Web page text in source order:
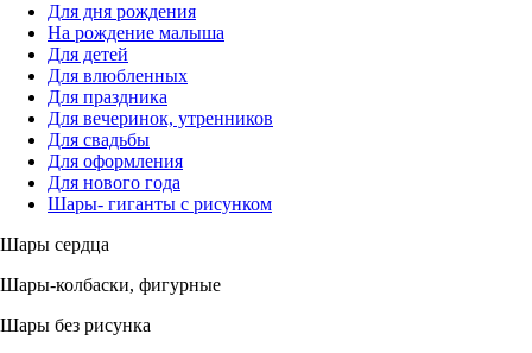
Для дня рождения
На рождение малыша
Для детей
Для влюбленных
Для праздника
Для вечеринок, утренников
Для свадьбы
Для оформления
Для нового года
Шары- гиганты с рисунком
Шары сердца
Шары-колбаски, фигурные
Шары без рисунка